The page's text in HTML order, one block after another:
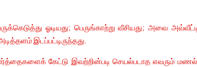
ஓடியது; பெருங்காற்று வீசியது; அவை
இடப்பட்டிருந்தது.
கேட்டு இவற்றின்படி செயல்படாத எவரும்